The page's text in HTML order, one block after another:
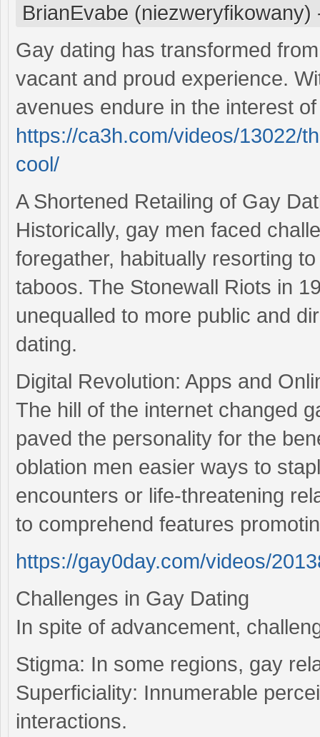
BrianEvabe (niezweryfikowany)
Gay dating has transformed
vacant and proud experience.
avenues endure in the interest
https://ca3h.com/videos/13022/
cool/
A Shortened Retailing of Gay
Historically, gay men faced
foregather, habitually resorting
taboos. The Stonewall Riots in
unequalled to more public and
dating.
Digital Revolution: Apps and
The hill of the internet changed
paved the personality for the
oblation men easier ways to
encounters or life-threatening
to comprehend features
https://gay0day.com/videos/
Challenges in Gay Dating
In spite of advancement,
Stigma: In some regions, gay
Superficiality: Innumerable
interactions.